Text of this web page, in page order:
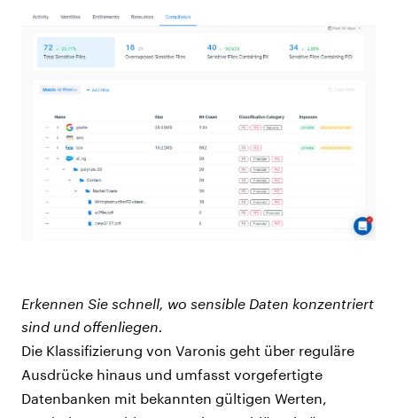
Erkennen Sie schnell, wo sensible Daten konzentriert
sind und offenliegen.
Die Klassifizierung von Varonis geht über reguläre
Ausdrücke hinaus und umfasst vorgefertigte
Datenbanken mit bekannten gültigen Werten,